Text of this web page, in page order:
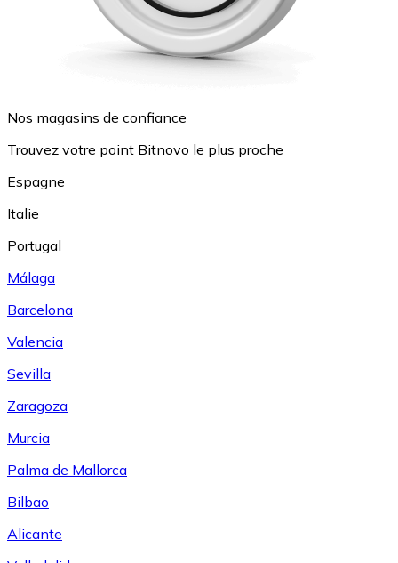
Nos magasins de confiance
Trouvez votre point Bitnovo le plus proche
Espagne
Italie
Portugal
Málaga
Barcelona
Valencia
Sevilla
Zaragoza
Murcia
Palma de Mallorca
Bilbao
Alicante